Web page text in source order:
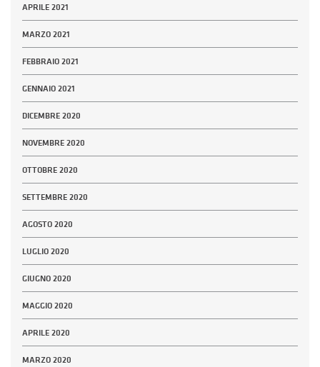
APRILE 2021
MARZO 2021
FEBBRAIO 2021
GENNAIO 2021
DICEMBRE 2020
NOVEMBRE 2020
OTTOBRE 2020
SETTEMBRE 2020
AGOSTO 2020
LUGLIO 2020
GIUGNO 2020
MAGGIO 2020
APRILE 2020
MARZO 2020